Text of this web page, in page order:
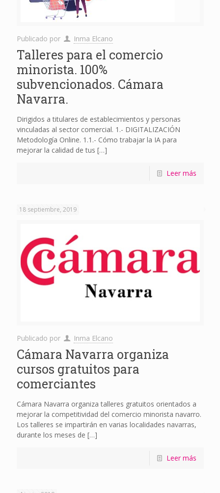
Publicado por Inma Elcano
Talleres para el comercio
minorista. 100%
subvencionados. Cámara
Navarra.
Dirigidos a titulares de establecimientos y personas
vinculadas al sector comercial. 1.- DIGITALIZACIÓN
Metodología Online. 1.1.- Cómo trabajar la IA para
mejorar la calidad de tus […]
Leer más
18 septiembre, 2019
Publicado por Inma Elcano
Cámara Navarra organiza
cursos gratuitos para
comerciantes
Cámara Navarra organiza talleres gratuitos orientados a
mejorar la competitividad del comercio minorista navarro.
Los talleres se impartirán en varias localidades navarras,
durante los meses de […]
Leer más